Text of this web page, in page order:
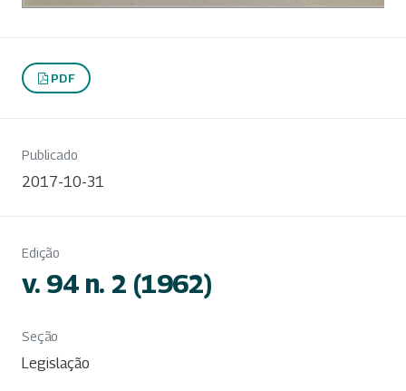
PDF
Publicado
2017-10-31
Edição
v. 94 n. 2 (1962)
Seção
Legislação